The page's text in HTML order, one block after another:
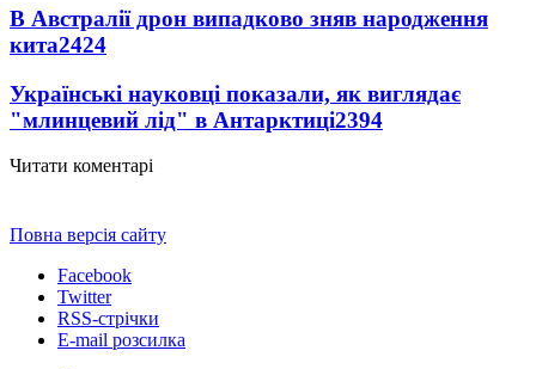
В Австралії дрон випадково зняв народження
кита2424
Українські науковці показали, як виглядає
"млинцевий лід" в Антарктиці2394
Читати коментарі
Повна версія сайту
Facebook
Twitter
RSS-стрічки
E-mail розсилка